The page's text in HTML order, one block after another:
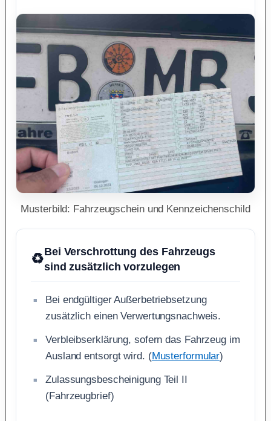
Musterbild: Fahrzeugschein und Kennzeichenschild
♻️Bei Verschrottung des Fahrzeugs
sind zusätzlich vorzulegen
Bei endgültiger Außerbetriebsetzung
zusätzlich einen Verwertungsnachweis.
Verbleibserklärung, sofern das Fahrzeug im
Ausland entsorgt wird. (Musterformular)
Zulassungsbescheinigung Teil II
(Fahrzeugbrief)